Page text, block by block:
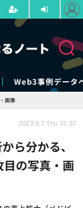
Web3事例データ
画像
ら分かる、
の写真・画
2023.9.7 Thu 15:37